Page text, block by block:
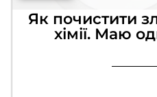
Як почистити
хімії. Маю